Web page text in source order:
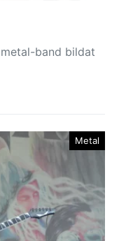
band bildat
Metal